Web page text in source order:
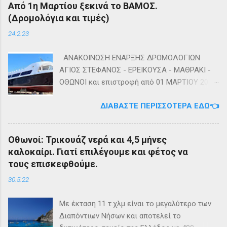
Από 1η Μαρτίου ξεκινά το ΒΑΜΟΣ.
(Δρομολόγια και τιμές)
24.2.23
ΑΝΑΚΟΙΝΩΣΗ ΕΝΑΡΞΗΣ ΔΡΟΜΟΛΟΓΙΩΝ
ΑΓΙΟΣ ΣΤΕΦΑΝΟΣ - ΕΡΕΙΚΟΥΣΑ - ΜΑΘΡΑΚΙ -
ΟΘΩΝΟΙ και επιστροφή από 01 ΜΑΡΤΙΟΥ 2023
της εταιρίας μας, ΕΓ-ΔΡ ΒΑΜΟΣ, αναμένεται
και επιστροφή με 3 δρομολόγια την εβδομάδα
από 01/03/2023 Πηγή: chania-lines.com
ΔΙΑΒΆΣΤΕ ΠΕΡΙΣΣΌΤΕΡΑ ΕΔΏ👈
Οθωνοί: Τρικουάζ νερά και 4,5 μήνες
καλοκαίρι. Γιατί επιλέγουμε και φέτος να
τους επισκεφθούμε.
30.5.22
Με έκταση 11 τ.χλμ είναι το μεγαλύτερο των
Διαπόντιων Νήσων και αποτελεί το